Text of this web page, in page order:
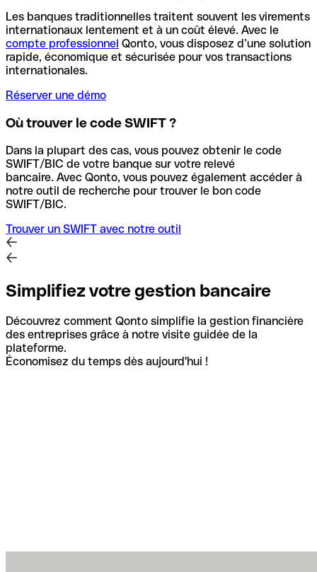
Les banques traditionnelles traitent souvent les virements
internationaux lentement et à un coût élevé. Avec le
compte professionnel Qonto, vous disposez d’une solution
rapide, économique et sécurisée pour vos transactions
internationales.
Réserver une démo
Où trouver le code SWIFT ?
Dans la plupart des cas, vous pouvez obtenir le code
SWIFT/BIC de votre banque sur votre relevé
bancaire. Avec Qonto, vous pouvez également accéder à
notre outil de recherche pour trouver le bon code
SWIFT/BIC.
Trouver un SWIFT avec notre outil
Simplifiez votre gestion bancaire
Découvrez comment Qonto simplifie la gestion financière
des entreprises grâce à notre visite guidée de la
plateforme.
Économisez du temps dès aujourd'hui !